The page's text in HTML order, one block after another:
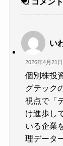
い
2026年4月21
個別株投
グテック
視点で「
け進歩し
いる企業
理データ